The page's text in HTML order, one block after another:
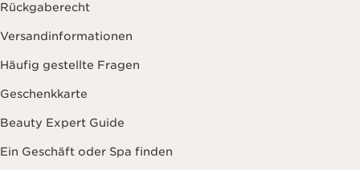
Rückgaberecht
Versandinformationen
Häufig gestellte Fragen
Geschenkkarte
Beauty Expert Guide
Ein Geschäft oder Spa finden